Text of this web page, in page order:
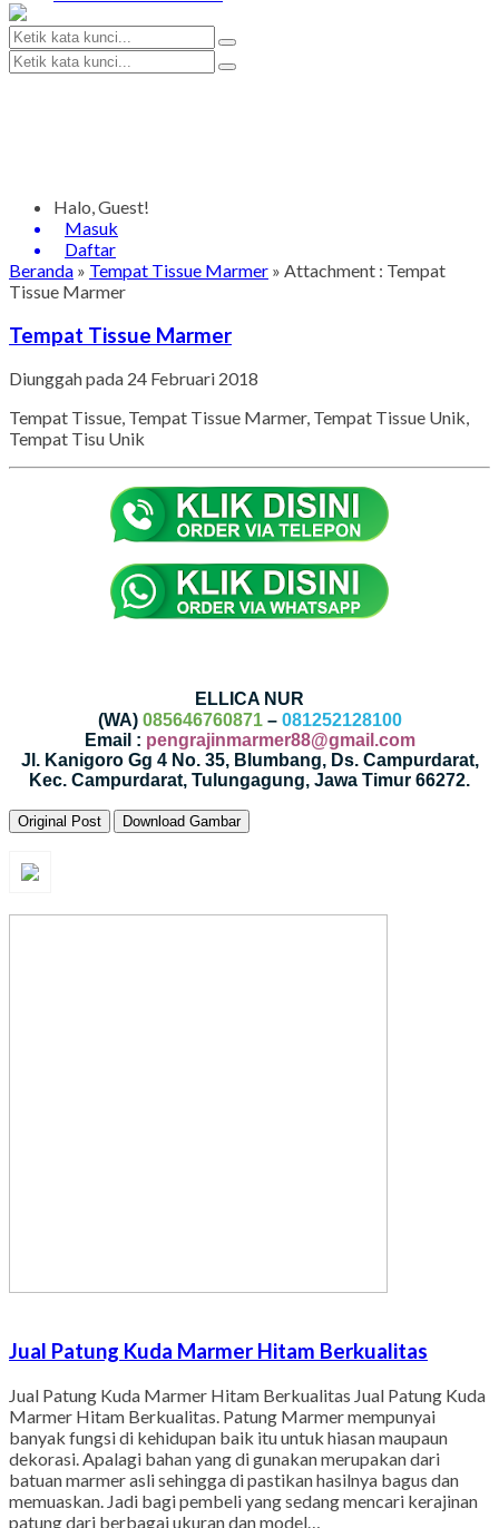
Halo, Guest!
Masuk
Daftar
Beranda » Tempat Tissue Marmer » Attachment : Tempat
Tissue Marmer
Tempat Tissue Marmer
Diunggah pada 24 Februari 2018
Tempat Tissue, Tempat Tissue Marmer, Tempat Tissue Unik,
Tempat Tisu Unik
ELLICA NUR
(WA) 085646760871– 081252128100
Email : pengrajinmarmer88@gmail.com
Jl. Kanigoro Gg 4 No. 35, Blumbang, Ds. Campurdarat,
Kec. Campurdarat, Tulungagung, Jawa Timur 66272.
Original Post Download Gambar
Jual Patung Kuda Marmer Hitam Berkualitas
Jual Patung Kuda Marmer Hitam Berkualitas Jual Patung Kuda
Marmer Hitam Berkualitas. Patung Marmer mempunyai
banyak fungsi di kehidupan baik itu untuk hiasan maupaun
dekorasi. Apalagi bahan yang di gunakan merupakan dari
batuan marmer asli sehingga di pastikan hasilnya bagus dan
memuaskan. Jadi bagi pembeli yang sedang mencari kerajinan
patung dari berbagai ukuran dan model…